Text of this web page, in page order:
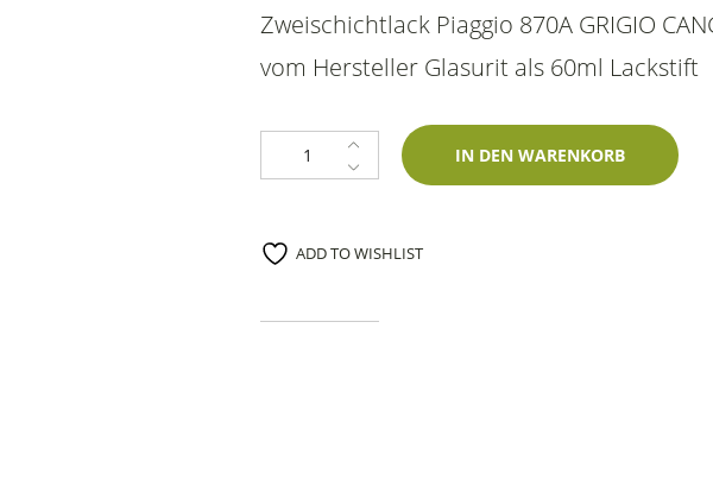
Zweischichtlack Piaggio 870A GRIGIO
vom Hersteller Glasurit als 60ml Lackstift
Lackstift Piaggio 870A Grigio Cangiante Lilla Perl
IN DEN WARENKORB
ADD TO WISHLIST